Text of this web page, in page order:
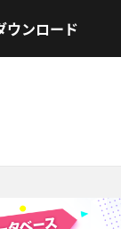
ウンロード